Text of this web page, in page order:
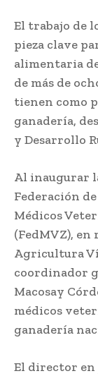
El trabajo de
pieza clave
alimentaria
de más de
tienen como
ganadería,
y Desarrollo
Al inaugurar
Federación
Médicos
(FedMVZ),
Agricultura
coordinador
Macosay
médicos
ganadería
El director en